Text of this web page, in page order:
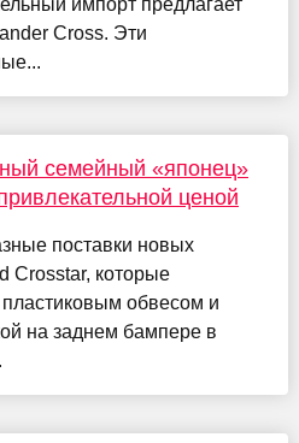
импорт предлагает
Cross. Эти
семейный «японец»
ценой
поставки новых
Crosstar, которые
обвесом и
на заднем бампере в